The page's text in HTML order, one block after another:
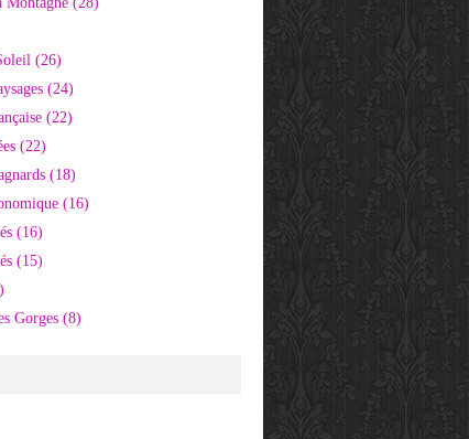
(26)
(24)
(22)
(22)
(18)
(16)
(16)
(15)
Gorges (8)